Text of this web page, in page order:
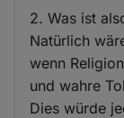
2. Was ist
Natürlich
wenn
und wahre
Dies würde